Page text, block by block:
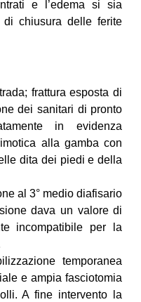
e l’edema si sia
di chiusura delle ferite
frattura esposta di
dei sanitari di pronto
in evidenza
alla gamba con
dita dei piedi e della
al 3° medio diafisario
dava un valore di
incompatibile per la
temporanea
e ampia fasciotomia
A fine intervento la